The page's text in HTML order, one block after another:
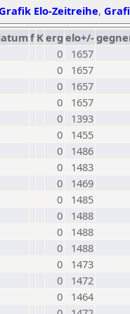
Elo-Zeitreihe,
f Kerg elo+/-
0
1657
0
1657
0
1657
0
1657
0
1393
0
1455
0
1486
0
1483
0
1469
0
1485
0
1488
0
1488
0
1488
0
1473
0
1472
0
1464